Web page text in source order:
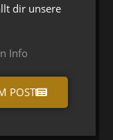
dir unsere
Info
POST